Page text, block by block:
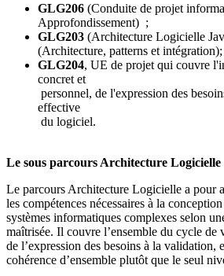
GLG206 (Conduite de projet
Approfondissement) ;
GLG203 (Architecture Logicielle
(Architecture, patterns et intégration);
GLG204, UE de projet qui couvre
concret et
personnel, de l'expression des
effective
du logiciel.
Le sous parcours Architecture Logicielle
Le parcours Architecture Logicielle a pour
les compétences nécessaires à la
systèmes informatiques complexes selon
maîtrisée. Il couvre l’ensemble du cycle de
de l’expression des besoins à la validation,
cohérence d’ensemble plutôt que le seul